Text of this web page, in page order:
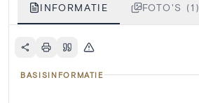
INFORMATIE FOTO'S (1)
BASISINFORMATIE